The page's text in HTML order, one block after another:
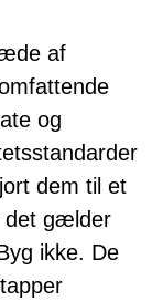
af
og
dem til et
det gælder
ikke. De